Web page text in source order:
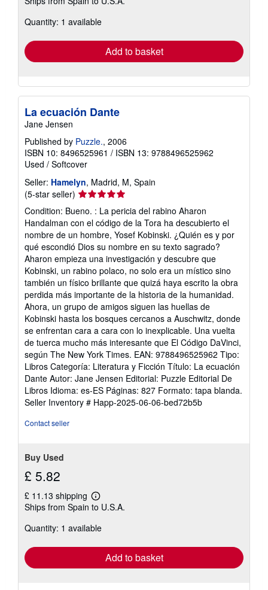
more
shipping
Quantity: 1 available
Add to basket
La ecuación Dante
Jane Jensen
Published by Puzzle., 2006
ISBN 10: 8496525961 / ISBN 13: 9788496525962
Used / Softcover
Seller: Hamelyn, Madrid, M, Spain
(5-star seller) Seller
5
out
of
5
stars
Condition: Bueno. : La pericia del rabino Aharon
Handalman con el código de la Tora ha descubierto el
nombre de un hombre, Yosef Kobinski. ¿Quién es y por
qué escondió Dios su nombre en su texto sagrado?
Aharon empieza una investigación y descubre que
Kobinski, un rabino polaco, no solo era un místico sino
también un físico brillante que quizá haya escrito la obra
perdida más importante de la historia de la humanidad.
Ahora, un grupo de amigos siguen las huellas de
Kobinski hasta los bosques cercanos a Auschwitz, donde
se enfrentan cara a cara con lo inexplicable. Una vuelta
de tuerca mucho más interesante que El Código DaVinci,
según The New York Times. EAN: 9788496525962 Tipo:
Libros Categoría: Literatura y Ficción Título: La ecuación
Dante Autor: Jane Jensen Editorial: Puzzle Editorial De
Libros Idioma: es-ES Páginas: 827 Formato: tapa blanda.
Seller Inventory # Happ-2025-06-06-bed72b5b
Contact seller
Buy Used
£ 5.82
£ 11.13 shipping
Learn
more
shipping
Ships from Spain to U.S.A.
Quantity: 1 available
Add to basket